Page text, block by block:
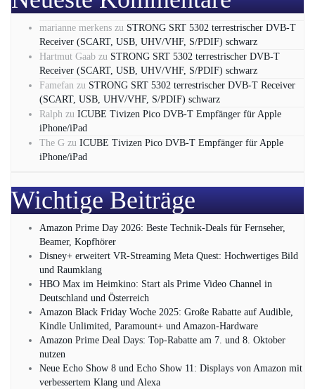
marianne merkens zu STRONG SRT 5302 terrestrischer DVB-T
Receiver (SCART, USB, UHV/VHF, S/PDIF) schwarz
Hartmut Gaab zu STRONG SRT 5302 terrestrischer DVB-T
Receiver (SCART, USB, UHV/VHF, S/PDIF) schwarz
Famefan zu STRONG SRT 5302 terrestrischer DVB-T Receiver
(SCART, USB, UHV/VHF, S/PDIF) schwarz
Ralph zu ICUBE Tivizen Pico DVB-T Empfänger für Apple
iPhone/iPad
The G zu ICUBE Tivizen Pico DVB-T Empfänger für Apple
iPhone/iPad
Wichtige Beiträge
Amazon Prime Day 2026: Beste Technik-Deals für Fernseher,
Beamer, Kopfhörer
Disney+ erweitert VR‑Streaming Meta Quest: Hochwertiges Bild
und Raumklang
HBO Max im Heimkino: Start als Prime Video Channel in
Deutschland und Österreich
Amazon Black Friday Woche 2025: Große Rabatte auf Audible,
Kindle Unlimited, Paramount+ und Amazon‑Hardware
Amazon Prime Deal Days: Top-Rabatte am 7. und 8. Oktober
nutzen
Neue Echo Show 8 und Echo Show 11: Displays von Amazon mit
verbessertem Klang und Alexa